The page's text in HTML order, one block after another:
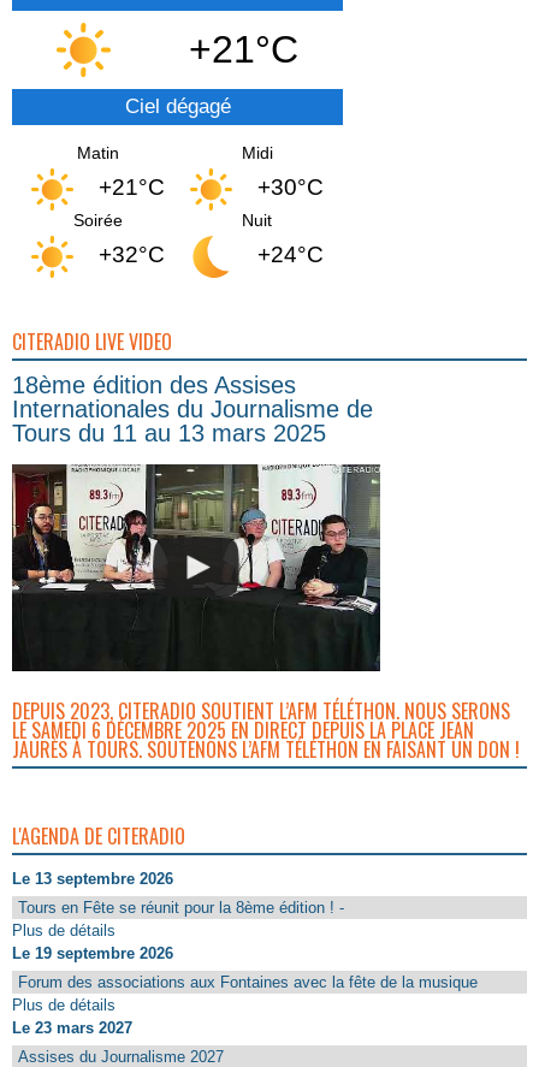
+21°C
Ciel dégagé
Matin
+21°C
Midi
+30°C
Soirée
+32°C
Nuit
+24°C
CITERADIO LIVE VIDEO
18ème édition des Assises
Internationales du Journalisme de
Tours du 11 au 13 mars 2025
DEPUIS 2023, CITERADIO SOUTIENT L’AFM TÉLÉTHON. NOUS SERONS
LE SAMEDI 6 DÉCEMBRE 2025 EN DIRECT DEPUIS LA PLACE JEAN
JAURÈS À TOURS. SOUTENONS L’AFM TÉLÉTHON EN FAISANT UN DON !
L'AGENDA DE CITERADIO
Le 13 septembre 2026
Tours en Fête se réunit pour la 8ème édition ! -
Plus de détails
Le 19 septembre 2026
Forum des associations aux Fontaines avec la fête de la musique
Plus de détails
Le 23 mars 2027
Assises du Journalisme 2027